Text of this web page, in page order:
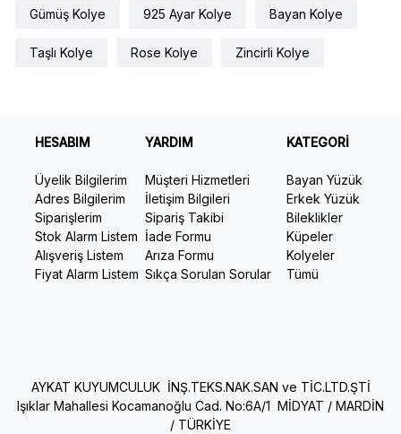
Gümüş Kolye 925 Ayar Kolye Bayan Kolye
Taşlı Kolye Rose Kolye Zincirli Kolye
HESABIM
Üyelik Bilgilerim
Adres Bilgilerim
Siparişlerim
Stok Alarm Listem
Alışveriş Listem
Fiyat Alarm Listem
YARDIM
Müşteri Hizmetleri
İletişim Bilgileri
Sipariş Takibi
İade Formu
Arıza Formu
Sıkça Sorulan Sorular
KATEGORİ
Bayan Yüzük
Erkek Yüzük
Bileklikler
Küpeler
Kolyeler
Tümü
AYKAT KUYUMCULUK İNŞ.TEKS.NAK.SAN ve TİC.LTD.ŞTİ
Işıklar Mahallesi Kocamanoğlu Cad. No:6A/1 MİDYAT / MARDİN
/ TÜRKİYE